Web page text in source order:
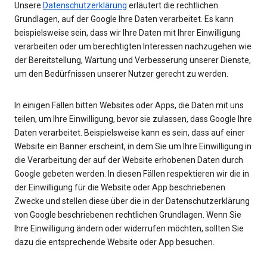
Unsere Datenschutzerklärung erläutert die rechtlichen
Grundlagen, auf der Google Ihre Daten verarbeitet. Es kann
beispielsweise sein, dass wir Ihre Daten mit Ihrer Einwilligung
verarbeiten oder um berechtigten Interessen nachzugehen wie
der Bereitstellung, Wartung und Verbesserung unserer Dienste,
um den Bedürfnissen unserer Nutzer gerecht zu werden.
In einigen Fällen bitten Websites oder Apps, die Daten mit uns
teilen, um Ihre Einwilligung, bevor sie zulassen, dass Google Ihre
Daten verarbeitet. Beispielsweise kann es sein, dass auf einer
Website ein Banner erscheint, in dem Sie um Ihre Einwilligung in
die Verarbeitung der auf der Website erhobenen Daten durch
Google gebeten werden. In diesen Fällen respektieren wir die in
der Einwilligung für die Website oder App beschriebenen
Zwecke und stellen diese über die in der Datenschutzerklärung
von Google beschriebenen rechtlichen Grundlagen. Wenn Sie
Ihre Einwilligung ändern oder widerrufen möchten, sollten Sie
dazu die entsprechende Website oder App besuchen.